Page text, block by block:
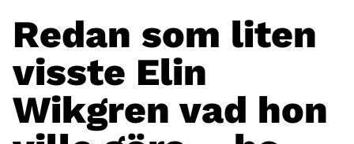
Redan som liten
visste Elin
Wikgren vad hon